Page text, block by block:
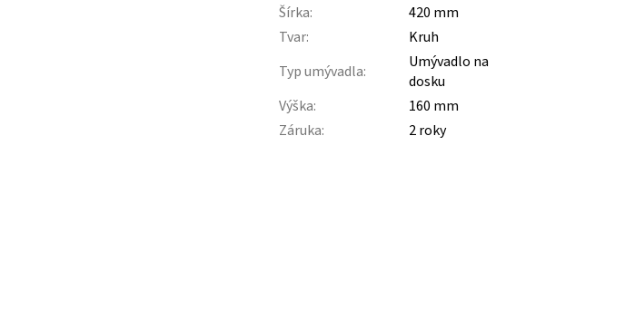
Šírka:
420 mm
Tvar:
Kruh
Typ umývadla:
Umývadlo na
dosku
Výška:
160 mm
Záruka: 2 roky